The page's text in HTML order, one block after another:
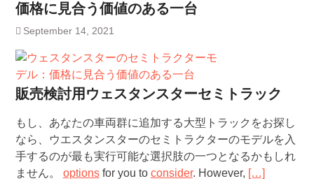
価格に見合う価値のある一台
September 14, 2021
販売検討用ウェスタンスターセミトラック
もし、あなたの車両群に追加する大型トラックをお探し
なら、ウエスタンスターのセミトラクターのモデルを入
手するのが最も実行可能な選択肢の一つとなるかもしれ
ません。 optionsfor you to consider. However, […]